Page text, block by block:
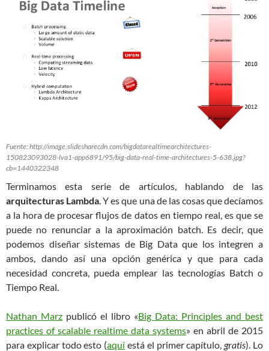
Fuente: http://image.slidesharecdn.com/bigdatarealtimearchitectures-
150823093028-lva1-app6891/95/big-data-real-time-architectures-5-638.jpg?
cb=1440322348
Terminamos esta serie de artículos, hablando de las
arquitecturas Lambda. Y es que una de las cosas que decíamos
a la hora de procesar flujos de datos en tiempo real, es que se
puede no renunciar a la aproximación batch. Es decir, que
podemos diseñar sistemas de Big Data que los integren a
ambos, dando así una opción genérica y que para cada
necesidad concreta, pueda emplear las tecnologías Batch o
Tiempo Real.
Nathan Marz publicó el libro «Big Data: Principles and best
practices of scalable realtime data systems» en abril de 2015
para explicar todo esto (aquí está el primer capítulo, gratis). Lo